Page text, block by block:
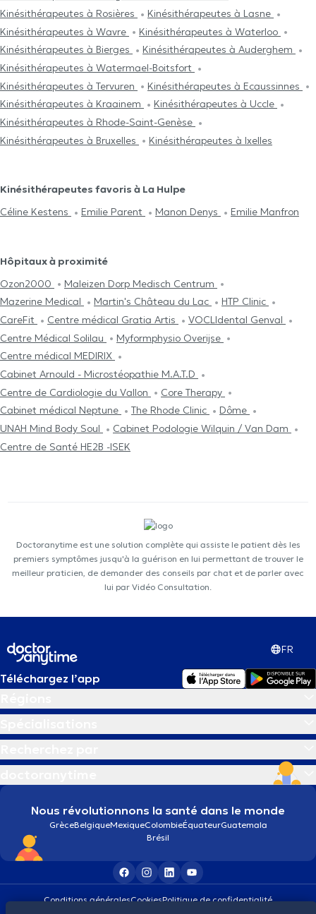
Kinésithérapeutes à Rosières
Kinésithérapeutes à Lasne
Kinésithérapeutes à Wavre
Kinésithérapeutes à Waterloo
Kinésithérapeutes à Bierges
Kinésithérapeutes à Auderghem
Kinésithérapeutes à Watermael-Boitsfort
Kinésithérapeutes à Tervuren
Kinésithérapeutes à Ecaussinnes
Kinésithérapeutes à Kraainem
Kinésithérapeutes à Uccle
Kinésithérapeutes à Rhode-Saint-Genèse
Kinésithérapeutes à Bruxelles
Kinésithérapeutes à Ixelles
Kinésithérapeutes favoris à La Hulpe
Céline Kestens
Emilie Parent Manon Denys Emilie Manfron
Hôpitaux à proximité
Ozon2000
Maleizen Dorp Medisch Centrum
Mazerine Medical
Martin's Château du Lac
HTP Clinic
CareFit
Centre médical Gratia Artis
VOCLIdental Genval
Centre Médical Solilau
Myformphysio Overijse
Centre médical MEDIRIX
Cabinet Arnould - Microstéopathie M.A.T.D
Centre de Cardiologie du Vallon
Core Therapy
Cabinet médical Neptune
The Rhode Clinic
Dôme
UNAH Mind Body Soul
Cabinet Podologie Wilquin / Van Dam
Centre de Santé HE2B -ISEK
Doctoranytime est une solution complète qui assiste le patient dès les
premiers symptômes jusqu'à la guérison en lui permettant de trouver le
meilleur praticien, de demander des conseils par chat et de parler avec
lui par Vidéo Consultation.
FR
Téléchargez l’app
Nous révolutionnons la santé dans le monde
GrèceBelgiqueMexiqueColombieÉquateurGuatemala
Brésil
Conditions généralesCookiesPolitique de confidentialité